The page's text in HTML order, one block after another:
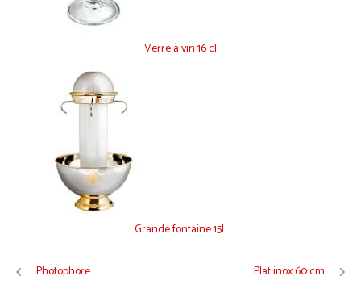
Verre à vin 16 cl
Grande fontaine 15L
Photophore Plat inox 60 cm